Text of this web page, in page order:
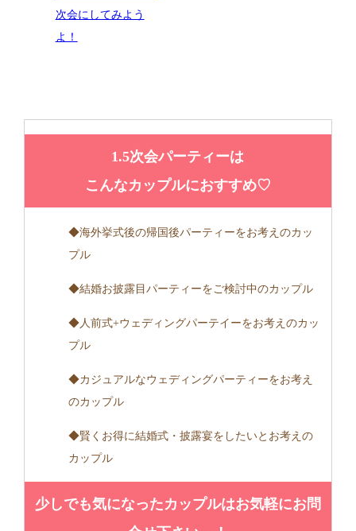
次会にしてみよう
よ！
1.5次会パーティーは
こんなカップルにおすすめ♡
◆海外挙式後の帰国後パーティーをお考えのカッ
プル
◆結婚お披露目パーティーをご検討中のカップル
◆人前式+ウェディングパーテイーをお考えのカッ
プル
◆カジュアルなウェディングパーティーをお考え
のカップル
◆賢くお得に結婚式・披露宴をしたいとお考えの
カップル
少しでも気になったカップルはお気軽にお問